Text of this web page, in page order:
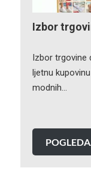
Izbor
Izbor trgovine
ljetnu
modnih…